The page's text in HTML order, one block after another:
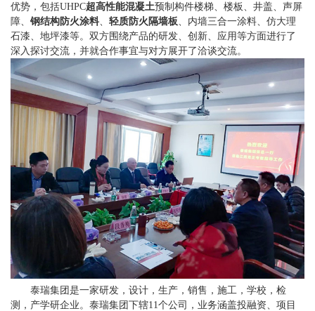
优势，包括UHPC超高性能混凝土预制构件楼梯、楼板、井盖、声屏
障、 钢结构防火涂料 轻质防火隔墙板 、内墙三合一涂料、仿大理
石漆、地坪漆等。双方围绕产品的研发、创新、应用等方面进行了
深入探讨交流，并就合作事宜与对方展开了洽谈交流。
泰瑞集团是一家研发，设计，生产，销售，施工，学校，检
测，产学研企业。泰瑞集团下辖11个公司，业务涵盖投融资、项目